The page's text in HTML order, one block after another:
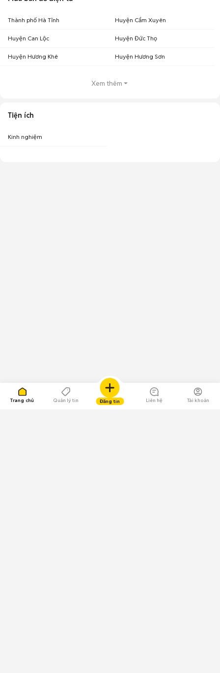
Trang chủ Quản lý tin Đăng tin Liên hệ Tài khoản
Thành phố Hà Tĩnh Huyện Cẩm Xuyên
Huyện Can Lộc Huyện Đức Thọ
Huyện Hương Khê Huyện Hương Sơn
Xem thêm
Tiện ích
Kinh nghiệm